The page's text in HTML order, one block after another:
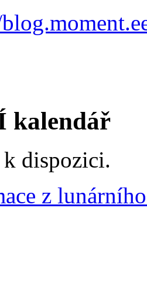
kalendář
k dispozici.
z